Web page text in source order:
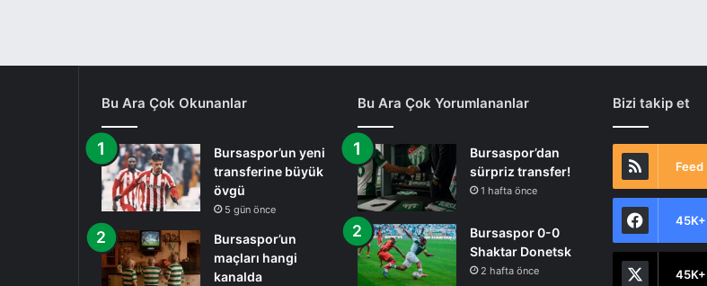
Bu Ara Çok Okunanlar
Bursaspor’un yeni
transferine büyük
övgü
5 gün önce
Bursaspor’un
maçları hangi
kanalda
Bu Ara Çok Yorumlananlar
Bursaspor’dan
sürpriz transfer!
1 hafta önce
Bursaspor 0-0
Shaktar Donetsk
2 hafta önce
Bizi takip et
Feed
45K+
45K+